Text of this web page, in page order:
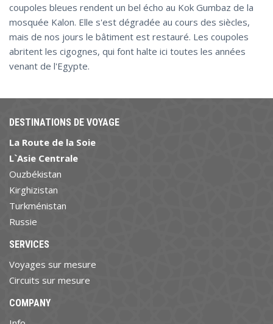
coupoles bleues rendent un bel écho au Kok Gumbaz de la
mosquée Kalon. Elle s'est dégradée au cours des siècles,
mais de nos jours le bâtiment est restauré. Les coupoles
abritent les cigognes, qui font halte ici toutes les années
venant de l'Egypte.
DESTINATIONS DE VOYAGE
La Route de la Soie
L`Asie Centrale
Ouzbékistan
Kirghizistan
Turkménistan
Russie
SERVICES
Voyages sur mesure
Circuits sur mesure
COMPANY